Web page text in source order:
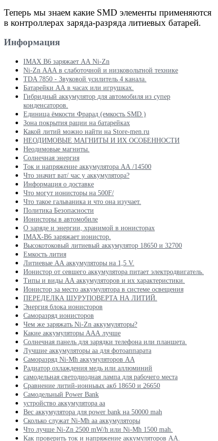
Теперь мы знаем какие SMD элементы применяются
в контроллерах заряда-разряда литиевых батарей.
Информация
IMAX B6 заряжает АА Ni-Zn
Ni-Zn ААА в слаботочной и низковольтной технике
TDA 7850 - Звуковой усилитель 4 канала.
Батарейки АА в часах или игрушках.
Гибридный аккумулятор для автомобиля из супер
конденсаторов.
Единица ёмкости Фрарад (емкость SMD )
Зона покрытия рации на батарейках
Какой литий можно найти на Store-men.ru
НЕОДИМОВЫЕ МАГНИТЫ И ИХ ОСОБЕННОСТИ
Неодимовые магниты.
Солнечная энергия
Ток и напряжение аккумулятора АА /14500
Что значит ват/ час у аккумулятора?
Информация о доставке
Что могут ионисторы на 500F/
Что такое гальваника и что она изучает.
Политика Безопасности
Ионисторы в автомобиле
О заряде и энергии, хранимой в ионисторах
IMAX-B6 заряжает ионистор.
Высокотоковый литиевый аккумулятор 18650 и 32700
Емкость лития
Литиевые АА аккумуляторы на 1,5 V.
Ионистор от севшего аккумулятора питает электродвигатель.
Типы и виды АА аккумуляторов и их характеристики.
Ионистор за место аккумулятора в системе освещения
ПЕРЕДЕЛКА ШУРУПОВЕРТА НА ЛИТИЙ.
Энергия блока ионисторов
Саморазряд ионисторов
Чем же заряжать Ni-Zn аккумуляторы?
Какие аккумуляторы ААА лучше
Солнечная панель для зарядки телефона или планшета.
Лучшие аккумуляторы аа для фотоаппарата
Саморазряд Ni-Mh аккумуляторов АА
Радиатор охлаждения медь или аллюминий
самодельная светодиодная лампа для рабочего места
Сравнение литий-ионныых акб 18650 и 26650
Самодельный Power Bank
устройство аккумулятора аа
Вес аккумулятора для power bank на 50000 mah
Сколько служат Ni-Mh aa аккумуляторы
Что лучше Ni-Zn 2500 mW/h или Ni-Mh 1500 mah.
Как проверить ток и напряжение аккумуляторов АА.